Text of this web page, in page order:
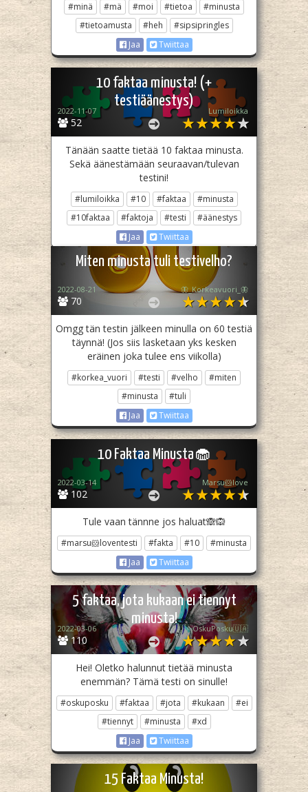
#minä #mä #moi #tietoa
#minusta
#tietoamusta
#heh
#sipsipringles
Jaa
Twiittaa
10 faktaa minusta! (+
testiäänestys)
52
2022-11-07 Lumiloikka
Tänään saatte tietää 10 faktaa minusta.
Sekä äänestämään seuraavan/tulevan
testini!
#lumiloikka #10 #faktaa
#minusta
#10faktaa
#faktoja #testi
#äänestys
Jaa
Twiittaa
Miten minusta tuli testivelho?
70
2022-08-21 🦋_Korkeavuori_🦋
Omgg tän testin jälkeen minulla on 60 testiä
täynnä! (Jos siis lasketaan yks kesken
eräinen joka tulee ens viikolla)
#korkea_vuori #testi #velho
#miten
#minusta
#tuli
Jaa
Twiittaa
10 Faktaa Minusta🧁
102
2022-03-14 Marsu🐹love
Tule vaan tännne jos haluat🙈🙉
#marsu🐹loventesti #fakta #10
#minusta
Jaa
Twiittaa
5 faktaa, jota kukaan ei tiennyt
minusta!
110
2022-03-06 🇺🇦OskuPosku🇺🇦
Hei! Oletko halunnut tietää minusta
enemmän? Tämä testi on sinulle!
#oskuposku #faktaa #jota #kukaan
#ei
#tiennyt
#minusta
#xd
Jaa
Twiittaa
15 Faktaa Minusta!